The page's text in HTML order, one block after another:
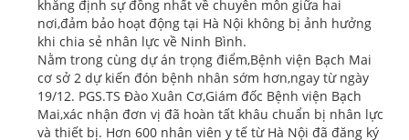
khẳng định sự đồng nhất về chuyên môn giữa hai
nơi,đảm bảo hoạt động tại Hà Nội không bị ảnh hưởng
khi chia sẻ nhân lực về Ninh Bình.
Nằm trong cùng dự án trọng điểm,Bệnh viện Bạch Mai
cơ sở 2 dự kiến đón bệnh nhân sớm hơn,ngay từ ngày
19/12. PGS.TS Đào Xuân Cơ,Giám đốc Bệnh viện Bạch
Mai,xác nhận đơn vị đã hoàn tất khâu chuẩn bị nhân lực
và thiết bị. Hơn 600 nhân viên y tế từ Hà Nội đã đăng ký